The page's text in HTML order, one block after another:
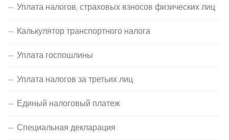
Уплата налогов, страховых взносов физических лиц
Калькулятор транспортного налога
Уплата госпошлины
Уплата налогов за третьих лиц
Единый налоговый платеж
Специальная декларация